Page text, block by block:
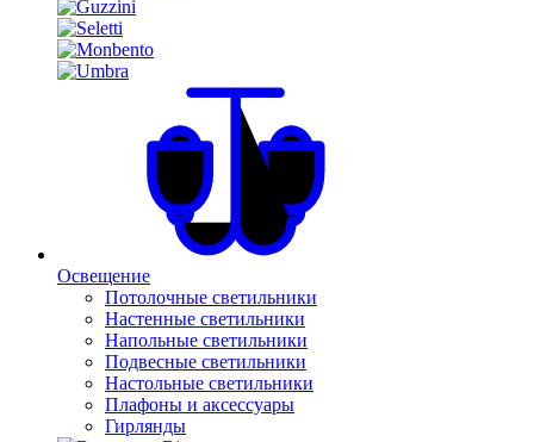
Освещение
Потолочные светильники
Настенные светильники
Напольные светильники
Подвесные светильники
Настольные светильники
Плафоны и аксессуары
Гирлянды